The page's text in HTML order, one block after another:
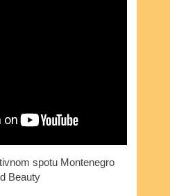
spotu Montenegro
Beauty